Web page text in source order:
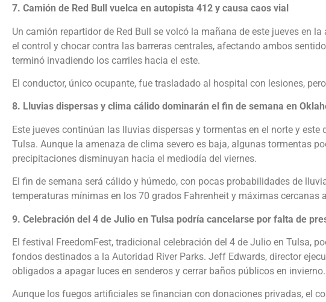
7. Camión de Red Bull vuelca en autopista 412 y causa caos vial
Un camión repartidor de Red Bull se volcó la mañana de este jueves en
el control y chocar contra las barreras centrales, afectando ambos
terminó invadiendo los carriles hacia el este.
El conductor, único ocupante, fue trasladado al hospital con lesiones,
8. Lluvias dispersas y clima cálido dominarán el fin de semana en
Este jueves continúan las lluvias dispersas y tormentas en el norte y
Tulsa. Aunque la amenaza de clima severo es baja, algunas tormentas
precipitaciones disminuyan hacia el mediodía del viernes.
El fin de semana será cálido y húmedo, con pocas probabilidades de
temperaturas mínimas en los 70 grados Fahrenheit y máximas cercanas
9. Celebración del 4 de Julio en Tulsa podría cancelarse por falta de
El festival FreedomFest, tradicional celebración del 4 de Julio en Tulsa,
fondos destinados a la Autoridad River Parks. Jeff Edwards, director
obligados a apagar luces en senderos y cerrar baños públicos en invierno.
Aunque los fuegos artificiales se financian con donaciones privadas, el